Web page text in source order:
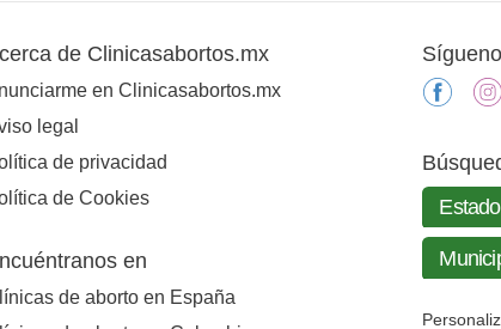
de Clinicasabortos.mx
en Clinicasabortos.mx
legal
de privacidad
de Cookies
en
de aborto en España